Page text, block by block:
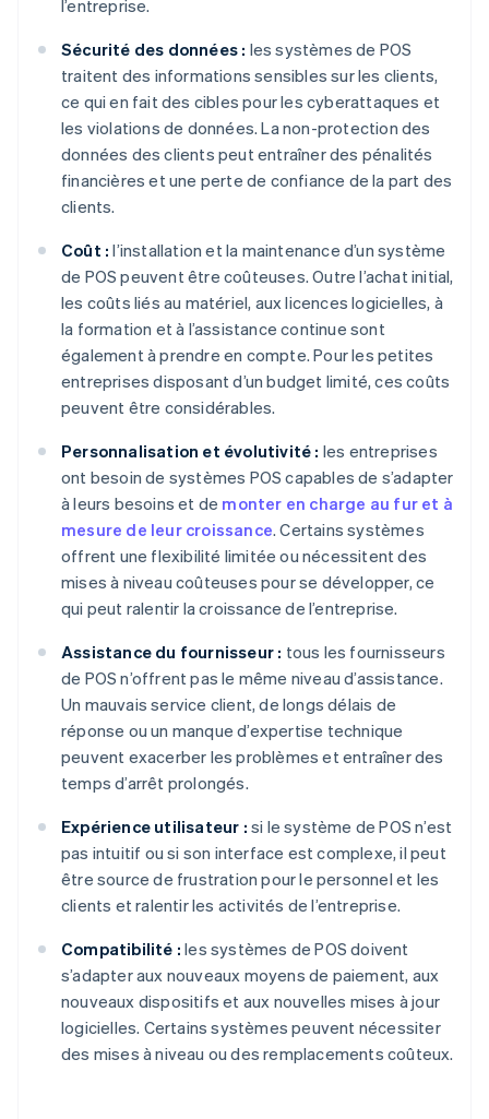
l’entreprise.
Sécurité des données : les systèmes de POS
traitent des informations sensibles sur les clients,
ce qui en fait des cibles pour les cyberattaques et
les violations de données. La non-protection des
données des clients peut entraîner des pénalités
financières et une perte de confiance de la part des
clients.
Coût : l’installation et la maintenance d’un système
de POS peuvent être coûteuses. Outre l’achat initial,
les coûts liés au matériel, aux licences logicielles, à
la formation et à l’assistance continue sont
également à prendre en compte. Pour les petites
entreprises disposant d’un budget limité, ces coûts
peuvent être considérables.
Personnalisation et évolutivité : les entreprises
ont besoin de systèmes POS capables de s’adapter
à leurs besoins et de monter en charge au fur et à
mesure de leur croissance. Certains systèmes
offrent une flexibilité limitée ou nécessitent des
mises à niveau coûteuses pour se développer, ce
qui peut ralentir la croissance de l’entreprise.
Assistance du fournisseur : tous les fournisseurs
de POS n’offrent pas le même niveau d’assistance.
Un mauvais service client, de longs délais de
réponse ou un manque d’expertise technique
peuvent exacerber les problèmes et entraîner des
temps d’arrêt prolongés.
Expérience utilisateur : si le système de POS n’est
pas intuitif ou si son interface est complexe, il peut
être source de frustration pour le personnel et les
clients et ralentir les activités de l’entreprise.
Compatibilité : les systèmes de POS doivent
s’adapter aux nouveaux moyens de paiement, aux
nouveaux dispositifs et aux nouvelles mises à jour
logicielles. Certains systèmes peuvent nécessiter
des mises à niveau ou des remplacements coûteux.